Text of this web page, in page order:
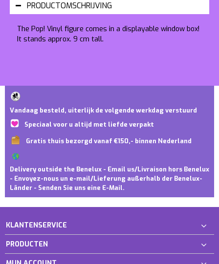
PRODUCTOMSCHRIJVING
The Pop! Vinyl figure comes in a displayable window box!
It stands approx. 9 cm tall.
Vandaag besteld, uiterlijk de volgende werkdag verstuurd
Speciaal voor u altijd met liefde verpakt
Gratis thuis bezorgd vanaf €150,- binnen Nederland
Delivery outside the Benelux - Email us/Livraison hors Benelux
- Envoyez-nous un e-mail/Lieferung außerhalb der Benelux-
Länder - Senden Sie uns eine E-Mail.
KLANTENSERVICE
PRODUCTEN